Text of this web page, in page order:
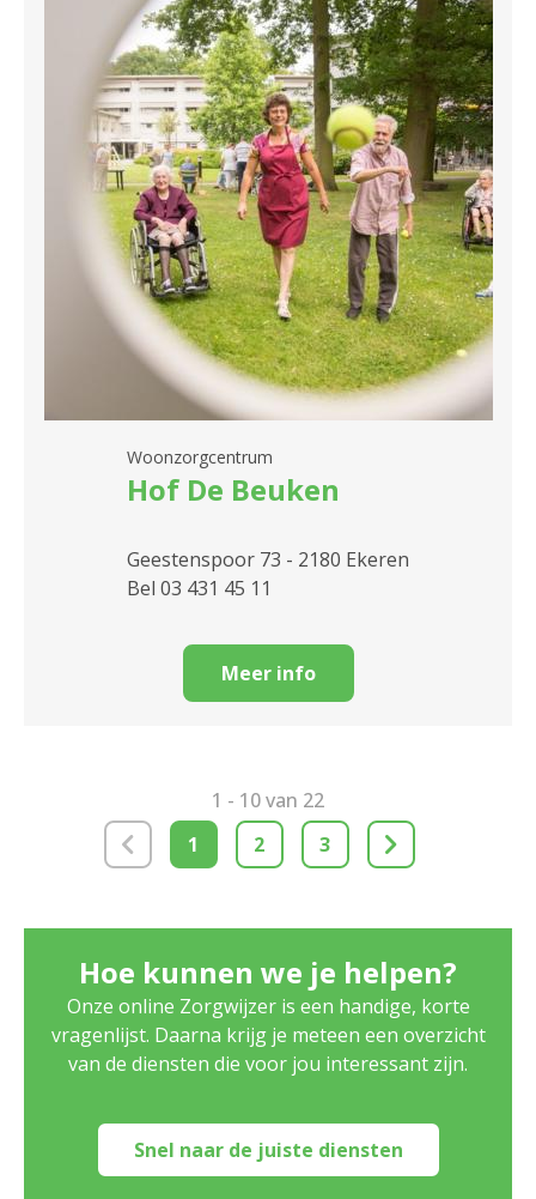
Woonzorgcentrum
Hof De Beuken
Geestenspoor 73 - 2180 Ekeren
Bel 03 431 45 11
Meer info
1 - 10 van 22
1
2 3
Hoe kunnen we je helpen?
Onze online Zorgwijzer is een handige, korte
vragenlijst. Daarna krijg je meteen een overzicht
van de diensten die voor jou interessant zijn.
Snel naar de juiste diensten